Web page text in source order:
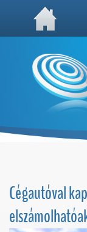
A weboldal használatával Ön elfogadja,
Cégautóval